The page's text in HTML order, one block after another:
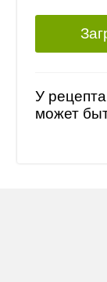
У
может